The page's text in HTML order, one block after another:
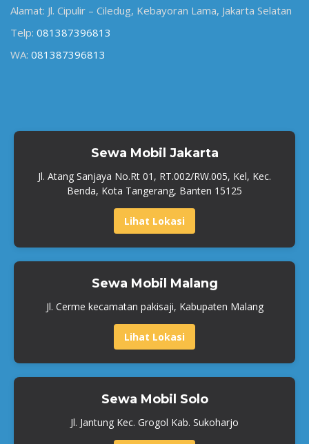
Alamat: Jl. Cipulir – Ciledug, Kebayoran Lama, Jakarta Selatan
Telp: 081387396813
WA: 081387396813
Sewa Mobil Jakarta
Jl. Atang Sanjaya No.Rt 01, RT.002/RW.005, Kel, Kec.
Benda, Kota Tangerang, Banten 15125
Lihat Lokasi
Sewa Mobil Malang
Jl. Cerme kecamatan pakisaji, Kabupaten Malang
Lihat Lokasi
Sewa Mobil Solo
Jl. Jantung Kec. Grogol Kab. Sukoharjo